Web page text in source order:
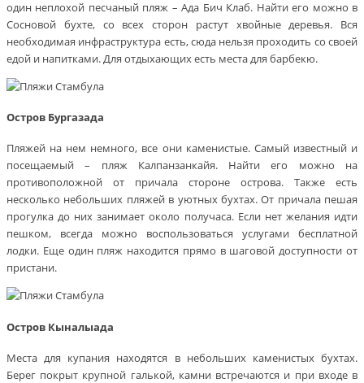
один неплохой песчаный пляж – Ада Бич Клаб. Найти его можно в
Сосновой бухте, со всех сторон растут хвойные деревья. Вся
необходимая инфраструктура есть, сюда нельзя проходить со своей
едой и напитками. Для отдыхающих есть места для барбекю.
Остров Бургазада
Пляжей на нем немного, все они каменистые. Самый известный и
посещаемый – пляж Калпанзанкайя. Найти его можно на
противоположной от причала стороне острова. Также есть
несколько небольших пляжей в уютных бухтах. От причала пешая
прогулка до них занимает около получаса. Если нет желания идти
пешком, всегда можно воспользоваться услугами бесплатной
лодки. Еще один пляж находится прямо в шаговой доступности от
пристани.
Остров Кыналыада
Места для купания находятся в небольших каменистых бухтах.
Берег покрыт крупной галькой, камни встречаются и при входе в